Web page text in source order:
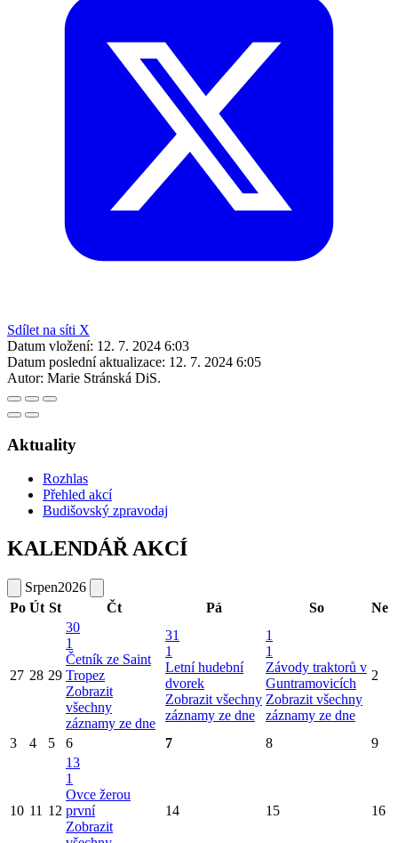
Sdílet na síti X
Datum vložení: 12. 7. 2024 6:03
Datum poslední aktualizace: 12. 7. 2024 6:05
Autor: Marie Stránská DiS.
Aktuality
Rozhlas
Přehled akcí
Budišovský zpravodaj
KALENDÁŘ AKCÍ
Srpen2026
Po Út St Čt Pá So Ne
27 28 29
30
1
Četník ze Saint
Tropez
Zobrazit
všechny
záznamy ze dne
31
1
Letní hudební
dvorek
Zobrazit všechny
záznamy ze dne
1
1
Závody traktorů v
Guntramovicích
Zobrazit všechny
záznamy ze dne
2
3 4 5 6 7 8 9
10 11 12
13
1
Ovce žerou
první
Zobrazit
14 15 16